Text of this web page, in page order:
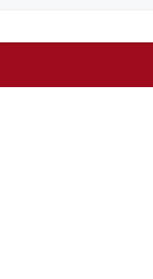
Perú